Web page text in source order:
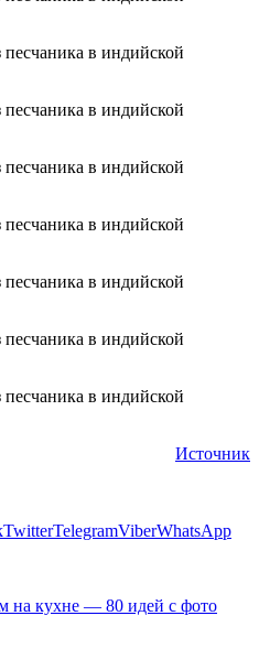
Источник
TwitterTelegramViberWhatsApp
на кухне — 80 идей с фото